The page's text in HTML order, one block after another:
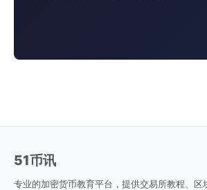
51币讯
专业的加密货币教育平台，提供交易所教程、区